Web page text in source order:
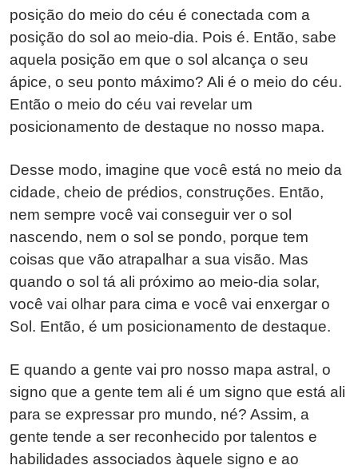
posição do meio do céu é conectada com a
posição do sol ao meio-dia. Pois é. Então, sabe
aquela posição em que o sol alcança o seu
ápice, o seu ponto máximo? Ali é o meio do céu.
Então o meio do céu vai revelar um
posicionamento de destaque no nosso mapa.
Desse modo, imagine que você está no meio da
cidade, cheio de prédios, construções. Então,
nem sempre você vai conseguir ver o sol
nascendo, nem o sol se pondo, porque tem
coisas que vão atrapalhar a sua visão. Mas
quando o sol tá ali próximo ao meio-dia solar,
você vai olhar para cima e você vai enxergar o
Sol. Então, é um posicionamento de destaque.
E quando a gente vai pro nosso mapa astral, o
signo que a gente tem ali é um signo que está ali
para se expressar pro mundo, né? Assim, a
gente tende a ser reconhecido por talentos e
habilidades associados àquele signo e ao